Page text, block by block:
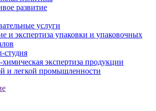
развитие
услуги
и экспертиза упаковки и упаковочных
студия
экспертиза продукции
и легкой промышленности